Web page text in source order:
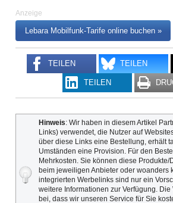
Anzeige
Lebara Mobilfunk-Tarife online buchen »
TEILEN TEILEN
TEILEN
Hinweis: Wir haben in diesem Artikel
Links) verwendet, die Nutzer auf
über diese Links eine Bestellung, erhält
Umständen eine Provision. Für den
Mehrkosten. Sie können diese Produkte/
beim jeweiligen Anbieter oder woanders
integrierten Werbelinks sind nur ein
weitere Informationen zur Verfügung. Die
bei, dass wir unseren Service für Sie